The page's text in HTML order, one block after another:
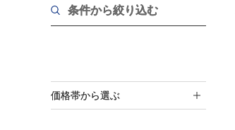
条件から絞り込む
価格帯から選ぶ